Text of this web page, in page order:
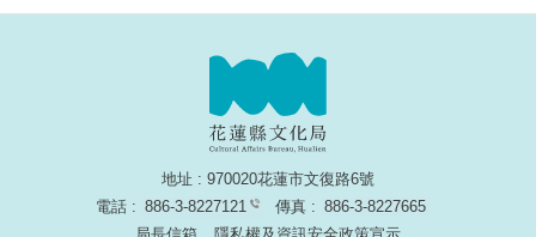
地址 : 970020花蓮市文復路6號
電話 : 886-3-8227121 傳真 : 886-3-8227665